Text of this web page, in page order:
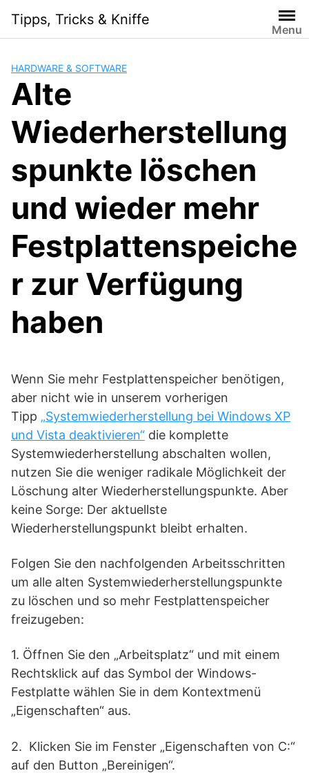
content
Tipps, Tricks & Kniffe
Menu
HARDWARE & SOFTWARE
Alte
Wiederherstellung
spunkte löschen
und wieder mehr
Festplattenspeiche
r zur Verfügung
haben
Wenn Sie mehr Festplattenspeicher benötigen,
aber nicht wie in unserem vorherigen
Tipp „Systemwiederherstellung bei Windows XP
und Vista deaktivieren“ die komplette
Systemwiederherstellung abschalten wollen,
nutzen Sie die weniger radikale Möglichkeit der
Löschung alter Wiederherstellungspunkte. Aber
keine Sorge: Der aktuellste
Wiederherstellungspunkt bleibt erhalten.
Folgen Sie den nachfolgenden Arbeitsschritten
um alle alten Systemwiederherstellungspunkte
zu löschen und so mehr Festplattenspeicher
freizugeben:
1. Öffnen Sie den „Arbeitsplatz“ und mit einem
Rechtsklick auf das Symbol der Windows-
Festplatte wählen Sie in dem Kontextmenü
„Eigenschaften“ aus.
2. Klicken Sie im Fenster „Eigenschaften von C:“
auf den Button „Bereinigen“.